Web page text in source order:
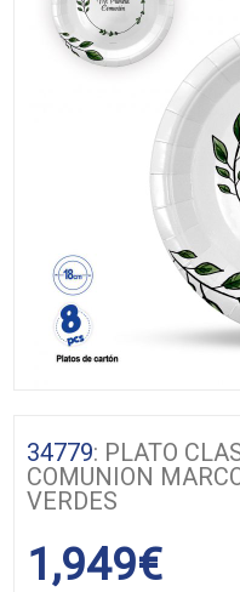
34779: PLATO
COMUNION
VERDES
1,949€